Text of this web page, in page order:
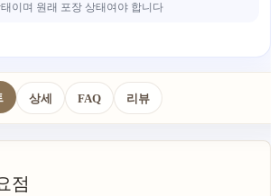
이며 원래 포장 상태여야 합니다
상세 FAQ 리뷰
점